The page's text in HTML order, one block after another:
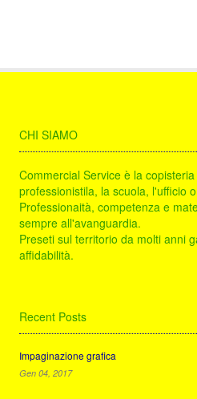
CHI SIAMO
Commercial Service è la
professionistila, la scuola, l'ufficio
Professionaità, competenza e
sempre all'avanguardia.
Preseti sul territorio da molti anni
affidabilità.
Recent Posts
Impaginazione grafica
Gen 04, 2017